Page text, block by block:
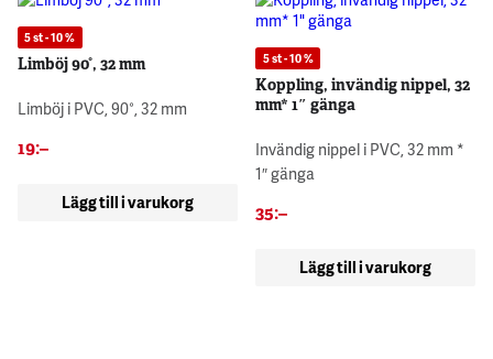
5 st - 10 %
Limböj 90°, 32 mm
Limböj i PVC, 90°, 32 mm
19:–
Lägg till i varukorg
5 st - 10 %
Koppling, invändig nippel, 32
mm* 1″ gänga
Invändig nippel i PVC, 32 mm *
1″ gänga
35:–
Lägg till i varukorg